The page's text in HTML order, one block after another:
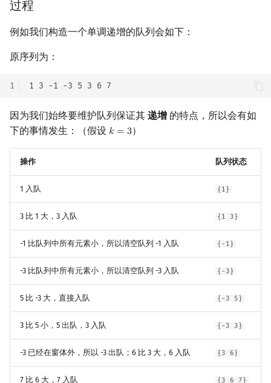
二次域
过程
例如我们构造一个单调递增的队列会如下：
原序列为：
1
因为我们始终要维护队列保证其 递增 的特点，所以会有如
下的事情发生：（假设 𝑘 = 3
k =3 ）
操作 队列状态
1 入队 {1}
3 比 1 大，3 入队 {1 3}
-1 比队列中所有元素小，所以清空队列 -1 入队 {-1}
-3 比队列中所有元素小，所以清空队列 -3 入队 {-3}
5 比 -3 大，直接入队 {-3 5}
3 比 5 小，5 出队，3 入队 {-3 3}
-3 已经在窗体外，所以 -3 出队；6 比 3 大，6 入队 {3 6}
7 比 6 大，7 入队 {3 6 7}